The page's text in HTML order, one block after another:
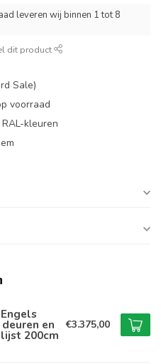
leveren wij binnen 1 tot 8
dit product
Sale)
voorraad
kleuren
en
200cm
€3.375,00